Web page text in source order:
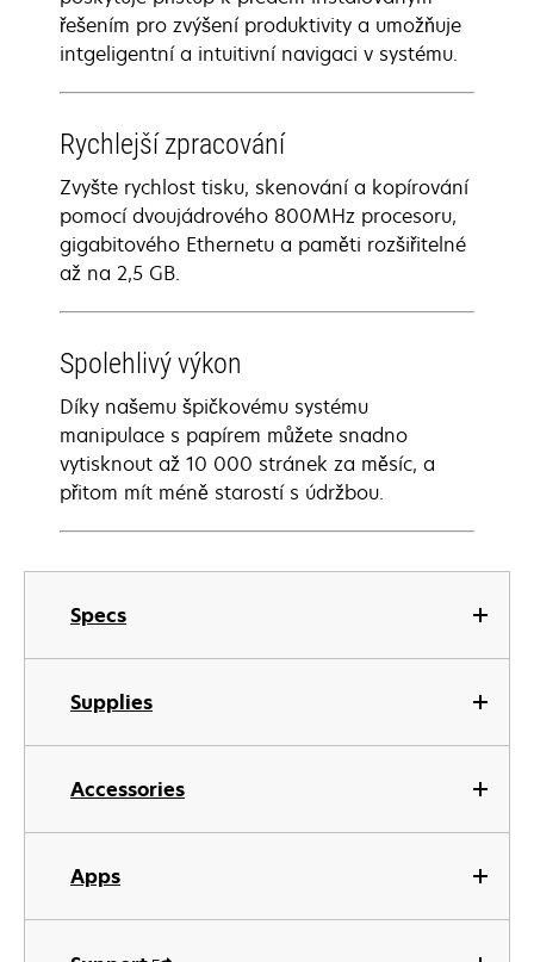
Specs
Supplies
Accessories
Apps
řešením pro zvýšení produktivity a umožňuje
intgeligentní a intuitivní navigaci v systému.
Rychlejší zpracování
Zvyšte rychlost tisku, skenování a kopírování
pomocí dvoujádrového 800MHz procesoru,
gigabitového Ethernetu a paměti rozšiřitelné
až na 2,5 GB.
Spolehlivý výkon
Díky našemu špičkovému systému
manipulace s papírem můžete snadno
vytisknout až 10 000 stránek za měsíc, a
přitom mít méně starostí s údržbou.